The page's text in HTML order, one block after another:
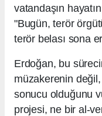
vatandaşın
"Bugün, terör
terör belası sona
Erdoğan, bu
müzakerenin
sonucu olduğunu
projesi, ne bir al-